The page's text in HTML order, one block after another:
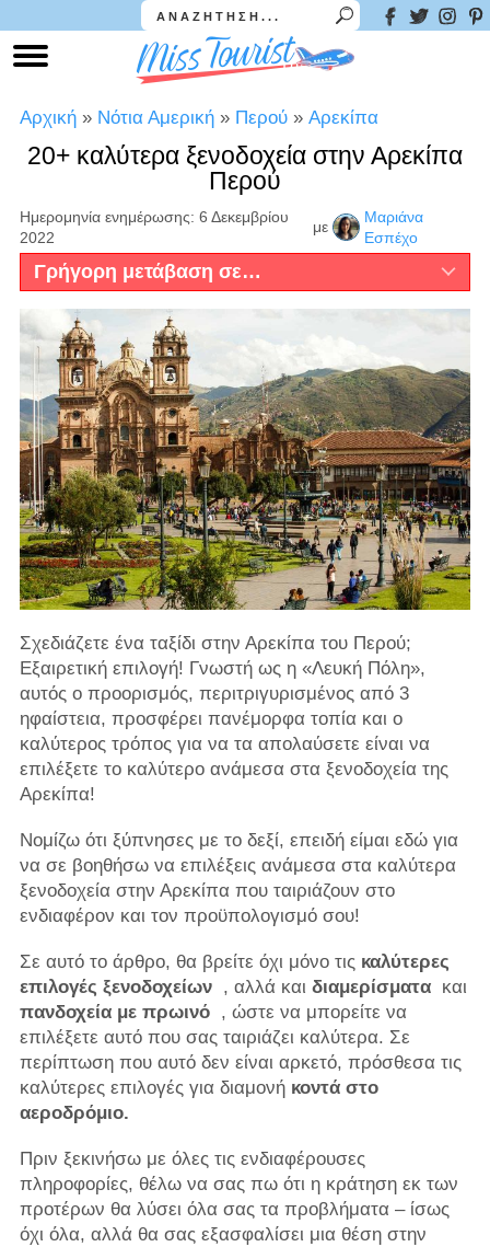
Αρχική » Νότια Αμερική » Περού » Αρεκίπα
20+ καλύτερα ξενοδοχεία στην Αρεκίπα
Περού
Ημερομηνία ενημέρωσης: 6 Δεκεμβρίου
2022
με
Μαριάνα
Εσπέχο
Γρήγορη μετάβαση σε…
Σχεδιάζετε ένα ταξίδι στην Αρεκίπα του Περού;
Εξαιρετική επιλογή! Γνωστή ως η «Λευκή Πόλη»,
αυτός ο προορισμός, περιτριγυρισμένος από 3
ηφαίστεια, προσφέρει πανέμορφα τοπία και ο
καλύτερος τρόπος για να τα απολαύσετε είναι να
επιλέξετε το καλύτερο ανάμεσα στα ξενοδοχεία της
Αρεκίπα!
Νομίζω ότι ξύπνησες με το δεξί, επειδή είμαι εδώ για
να σε βοηθήσω να επιλέξεις ανάμεσα στα καλύτερα
ξενοδοχεία στην Αρεκίπα που ταιριάζουν στο
ενδιαφέρον και τον προϋπολογισμό σου!
Σε αυτό το άρθρο, θα βρείτε όχι μόνο τις καλύτερες
επιλογές ξενοδοχείων, αλλά και διαμερίσματακαι
πανδοχεία με πρωινό, ώστε να μπορείτε να
επιλέξετε αυτό που σας ταιριάζει καλύτερα. Σε
περίπτωση που αυτό δεν είναι αρκετό, πρόσθεσα τις
καλύτερες επιλογές για διαμονή κοντά στο
αεροδρόμιο.
Πριν ξεκινήσω με όλες τις ενδιαφέρουσες
πληροφορίες, θέλω να σας πω ότι η κράτηση εκ των
προτέρων θα λύσει όλα σας τα προβλήματα – ίσως
όχι όλα, αλλά θα σας εξασφαλίσει μια θέση στην